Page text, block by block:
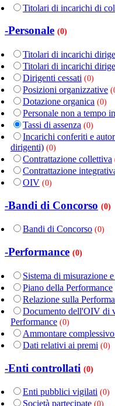
Titolari di incarichi di
-Personale (0)
Titolari di incarichi
Titolari di incarichi
Dirigenti cessati (0)
Posizioni organizzative
Dotazione organica (0)
Personale non a tempo
Tassi di assenza (0)
Incarichi conferiti e
dirigenti) (0)
Contrattazione collettiva
Contrattazione
OIV (0)
-Bandi di Concorso (0)
Bandi di Concorso (0)
-Performance (0)
Sistema di misurazione
Piano della Performance
Relazione sulla
Documento dell'OIV di
Performance (0)
Ammontare
Dati relativi ai premi (0)
-Enti controllati (0)
Enti pubblici vigilati (0)
Società partecipate (0)